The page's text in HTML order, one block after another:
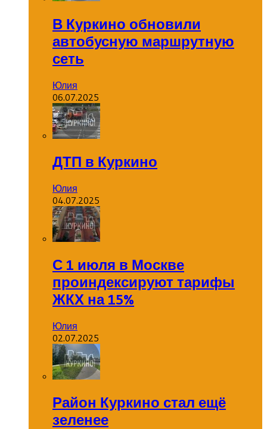
В Куркино обновили
автобусную маршрутную
сеть
Юлия
06.07.2025
ДТП в Куркино
Юлия
04.07.2025
С 1 июля в Москве
проиндексируют тарифы
ЖКХ на 15%
Юлия
02.07.2025
Район Куркино стал ещё
зеленее